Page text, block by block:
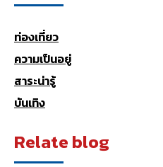
ท่องเที่ยว
ความเป็นอยู่
สาระน่ารู้
บันเทิง
Relate blog